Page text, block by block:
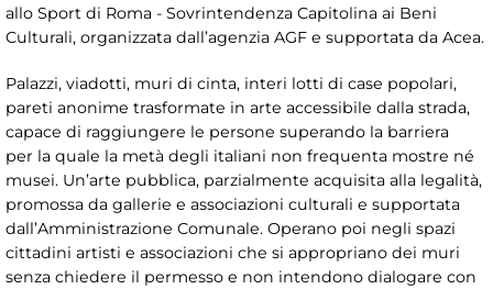
allo Sport di Roma - Sovrintendenza Capitolina ai Beni
Culturali, organizzata dall’agenzia AGF e supportata da Acea.
Palazzi, viadotti, muri di cinta, interi lotti di case popolari,
pareti anonime trasformate in arte accessibile dalla strada,
capace di raggiungere le persone superando la barriera
per la quale la metà degli italiani non frequenta mostre né
musei. Un’arte pubblica, parzialmente acquisita alla legalità,
promossa da gallerie e associazioni culturali e supportata
dall’Amministrazione Comunale. Operano poi negli spazi
cittadini artisti e associazioni che si appropriano dei muri
senza chiedere il permesso e non intendono dialogare con